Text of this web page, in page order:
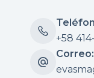
+58
Correo: